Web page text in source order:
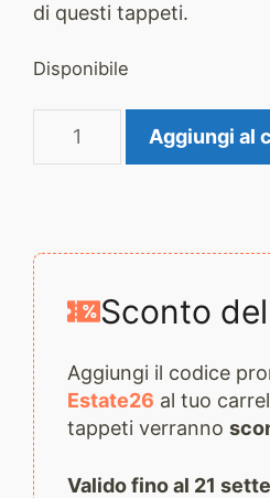
di questi tappeti.
Disponibile
Moderno
Aggiungi al
Sconto
Aggiungi il codice
Estate26 al tuo
tappeti verranno
Valido fino al 21